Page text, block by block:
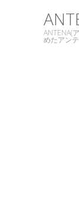
ANTENA(
めたアン